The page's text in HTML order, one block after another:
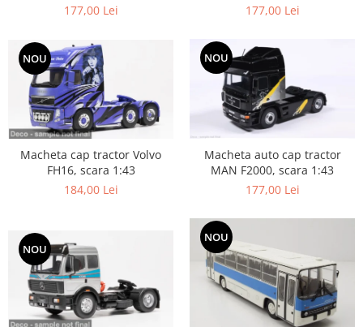
177,00 Lei
177,00 Lei
NOU
Macheta cap tractor Volvo
FH16, scara 1:43
184,00 Lei
NOU
Macheta auto cap tractor
MAN F2000, scara 1:43
177,00 Lei
NOU
NOU